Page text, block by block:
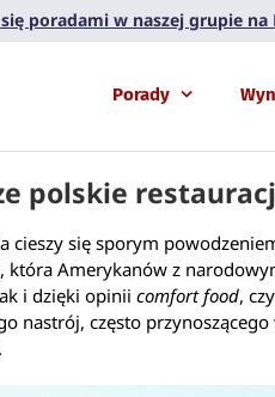
poradami w naszej grupie na
Porady
polskie
cieszy się sporym
która Amerykanów z
i dzięki opinii comfort food,
nastrój, często